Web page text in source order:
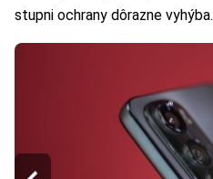
stupni ochrany dôrazne vyhýba.